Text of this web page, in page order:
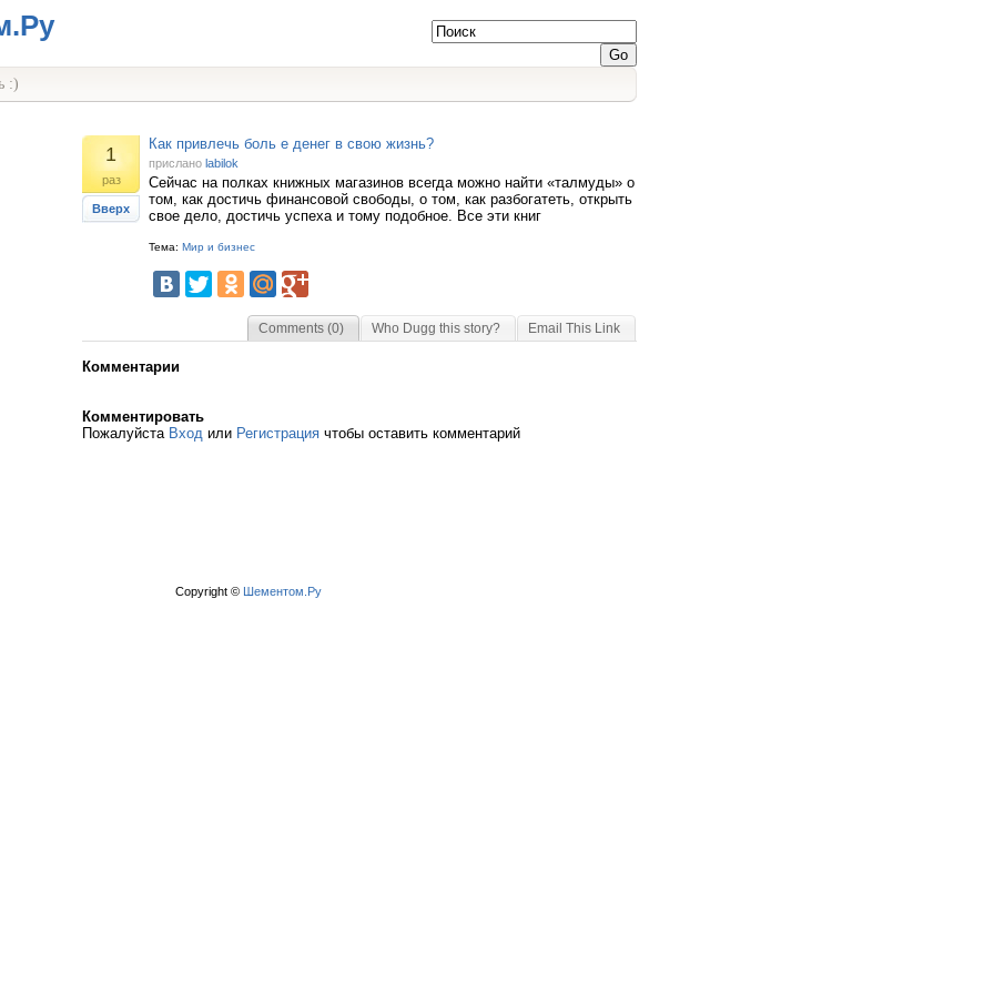
:)
1
раз
Вверх
Как привлечь боль е денег в свою жизнь?
прислано labilok
Сейчас на полках книжных магазинов всегда можно найти «талмуды» о
том, как достичь финансовой свободы, о том, как разбогатеть, открыть
свое дело, достичь успеха и тому подобное. Все эти книг
Тема: Мир и бизнес
Comments (0) Who Dugg this story? Email This Link
Комментарии
Комментировать
Пожалуйста Вход или Регистрация чтобы оставить комментарий
Copyright © Шементом.Ру